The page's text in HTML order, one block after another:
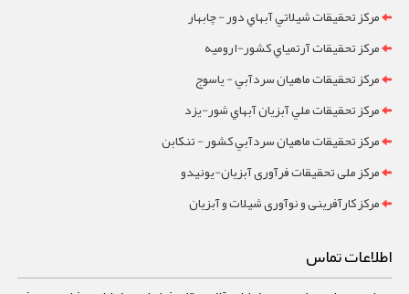
مرکز تحقيقات شيلاتي آبهاي دور - چابهار
مرکز تحقيقات آرتمياي کشور-ارومیه
مرکز تحقيقات ماهيان سردآبي - ياسوج
مرکز تحقيقات ملي آبزيان آبهاي شور-یزد
مرکز تحقيقات ماهيان سردآبي کشور - تنکابن
مرکز ملی تحقیقات فرآوری آبزیان-یونیدو
مرکز کارآفرینی و نوآوری شیلات و آبزیان
اطلاعات تماس